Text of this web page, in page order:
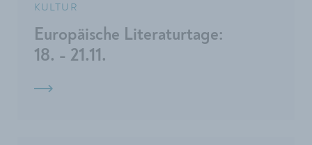
KULTUR
Europäische Literaturtage:
18. - 21.11.